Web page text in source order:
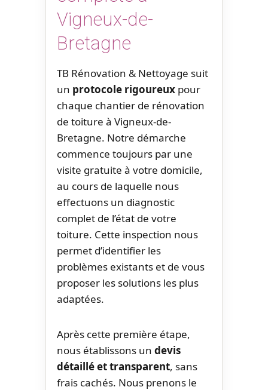
Vigneux-de-
Bretagne
TB Rénovation & Nettoyage suit
un protocole rigoureux pour
chaque chantier de rénovation
de toiture à Vigneux-de-
Bretagne. Notre démarche
commence toujours par une
visite gratuite à votre domicile,
au cours de laquelle nous
effectuons un diagnostic
complet de l’état de votre
toiture. Cette inspection nous
permet d’identifier les
problèmes existants et de vous
proposer les solutions les plus
adaptées.
Après cette première étape,
nous établissons un devis
détaillé et transparent, sans
frais cachés. Nous prenons le